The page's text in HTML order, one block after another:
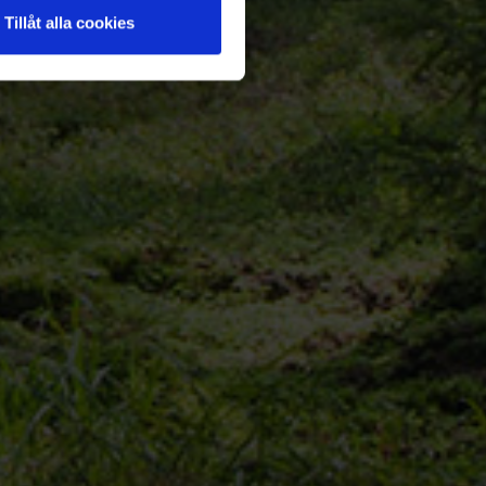
Tillåt alla cookies